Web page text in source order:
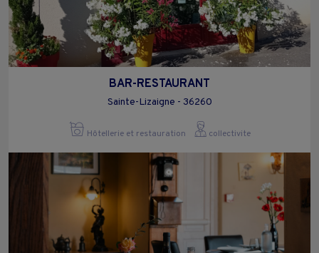
BAR-RESTAURANT
Sainte-Lizaigne - 36260
Hôtellerie et restauration collectivite